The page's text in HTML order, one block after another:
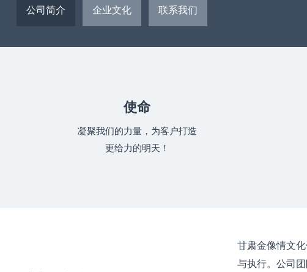
公司简介 企业文化 联系我们
使命
凝聚我们的力量，为客户打造
更给力的明天！
甘肃金像情文
与执行。公司